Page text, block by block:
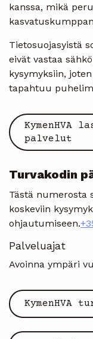
kanssa, mikä
Tietosuojasyistä
eivät vastaa
kysymyksiin,
tapahtuu
KymenHVA
palvelut
Turvakodin
Tästä numerosta
koskeviin
ohjautumiseen.
Palveluajat
Avoinna ympäri
KymenHVA